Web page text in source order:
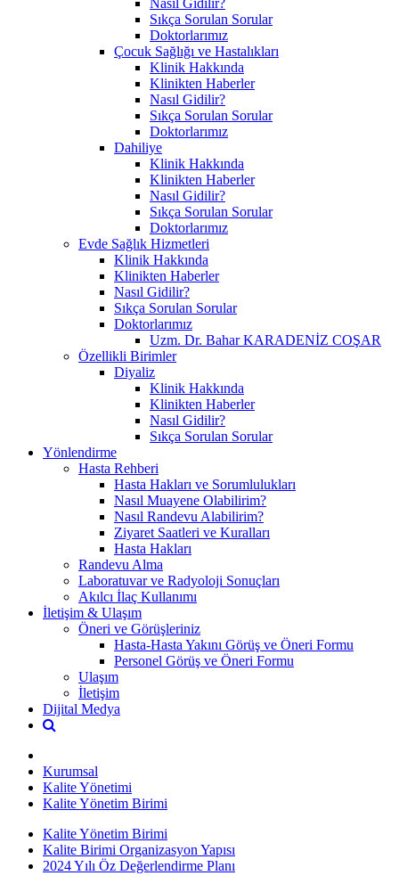
Sıkça Sorulan Sorular
Doktorlarımız
Çocuk Sağlığı ve Hastalıkları
Klinik Hakkında
Klinikten Haberler
Nasıl Gidilir?
Sıkça Sorulan Sorular
Doktorlarımız
Dahiliye
Klinik Hakkında
Klinikten Haberler
Nasıl Gidilir?
Sıkça Sorulan Sorular
Doktorlarımız
Evde Sağlık Hizmetleri
Klinik Hakkında
Klinikten Haberler
Nasıl Gidilir?
Sıkça Sorulan Sorular
Doktorlarımız
Uzm. Dr. Bahar KARADENİZ COŞAR
Özellikli Birimler
Diyaliz
Klinik Hakkında
Klinikten Haberler
Nasıl Gidilir?
Sıkça Sorulan Sorular
Yönlendirme
Hasta Rehberi
Hasta Hakları ve Sorumlulukları
Nasıl Muayene Olabilirim?
Nasıl Randevu Alabilirim?
Ziyaret Saatleri ve Kuralları
Hasta Hakları
Randevu Alma
Laboratuvar ve Radyoloji Sonuçları
Akılcı İlaç Kullanımı
İletişim & Ulaşım
Öneri ve Görüşleriniz
Hasta-Hasta Yakını Görüş ve Öneri Formu
Personel Görüş ve Öneri Formu
Ulaşım
İletişim
Dijital Medya
Kurumsal
Kalite Yönetimi
Kalite Yönetim Birimi
Kalite Yönetim Birimi
Kalite Birimi Organizasyon Yapısı
2024 Yılı Öz Değerlendirme Planı